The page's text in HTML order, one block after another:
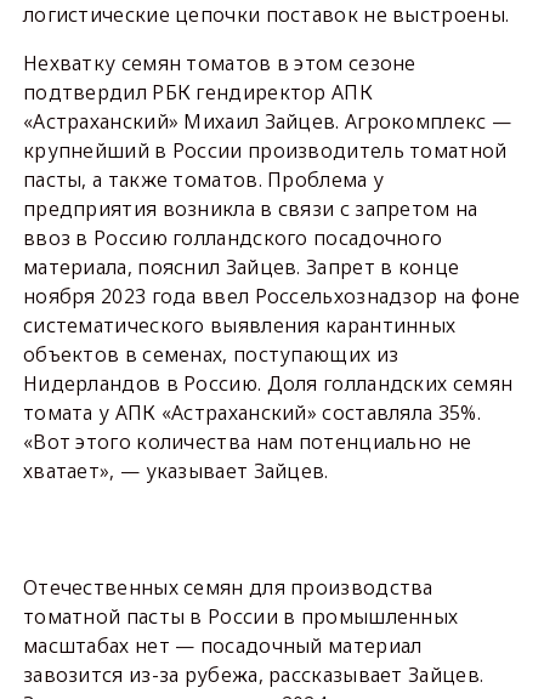
логистические цепочки поставок не выстроены.
Нехватку семян томатов в этом сезоне
подтвердил РБК гендиректор АПК
«Астраханский» Михаил Зайцев. Агрокомплекс —
крупнейший в России производитель томатной
пасты, а также томатов. Проблема у
предприятия возникла в связи с запретом на
ввоз в Россию голландского посадочного
материала, пояснил Зайцев. Запрет в конце
ноября 2023 года ввел Россельхознадзор на фоне
систематического выявления карантинных
объектов в семенах, поступающих из
Нидерландов в Россию. Доля голландских семян
томата у АПК «Астраханский» составляла 35%.
«Вот этого количества нам потенциально не
хватает», — указывает Зайцев.
Отечественных семян для производства
томатной пасты в России в промышленных
масштабах нет — посадочный материал
завозится из-за рубежа, рассказывает Зайцев.